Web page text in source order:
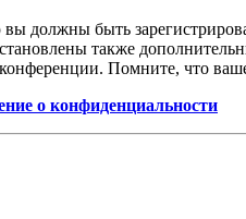
должны быть
также
Помните, что
о конфиденциальности